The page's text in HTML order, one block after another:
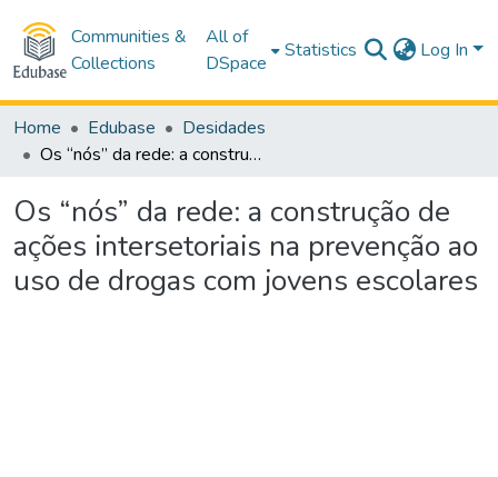
Communities &
Collections
All of
DSpace
Statistics Log In
Home Edubase
Desidades
Os “nós” da rede: a construção de ações intersetoriais na prevenção ao uso de drogas com jovens escolares
Os “nós” da rede: a construção de
ações intersetoriais na prevenção ao
uso de drogas com jovens escolares